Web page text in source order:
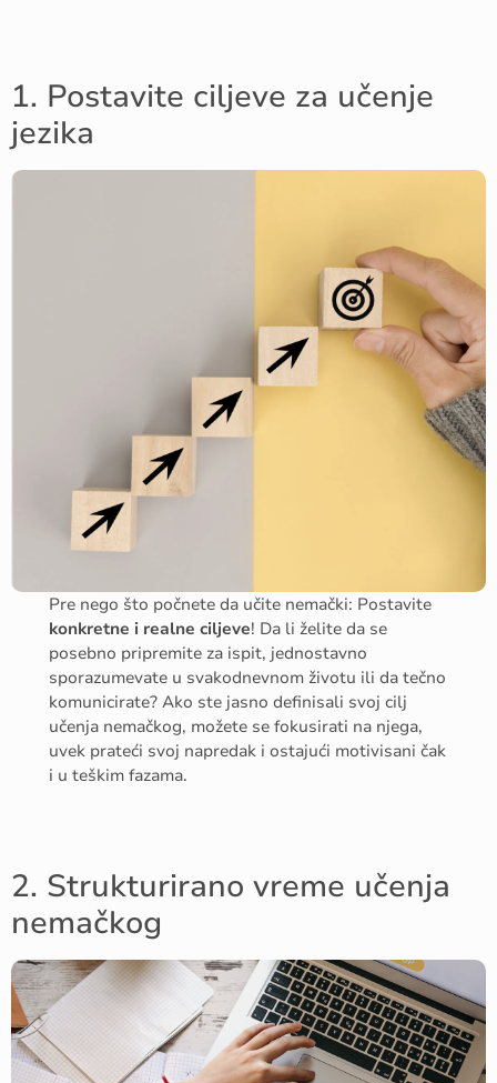
1. Postavite ciljeve za učenje
jezika
Pre nego što počnete da učite nemački: Postavite
konkretne i realne ciljeve! Da li želite da se
posebno pripremite za ispit, jednostavno
sporazumevate u svakodnevnom životu ili da tečno
komunicirate? Ako ste jasno definisali svoj cilj
učenja nemačkog, možete se fokusirati na njega,
uvek prateći svoj napredak i ostajući motivisani čak
i u teškim fazama.
2. Strukturirano vreme učenja
nemačkog